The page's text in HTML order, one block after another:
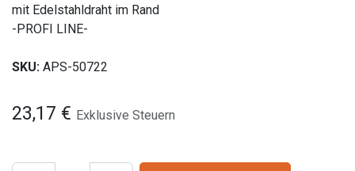
mit Edelstahldraht im Rand
-PROFI LINE-
SKU: APS-50722
23,17 € Exklusive Steuern